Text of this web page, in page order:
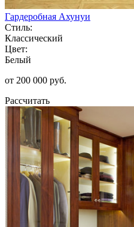
Гардеробная Ахунуи
Стиль:
Классический
Цвет:
Белый
от 200 000 руб.
Рассчитать